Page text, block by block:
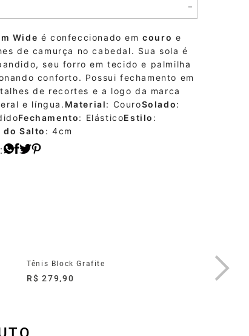
Wide é confeccionado emcouro e
de camurça no cabedal. Sua sola é
seu forro em tecido e palmilha
conforto. Possui fechamento em
de recortes e a logo da marca
e língua. Material: CouroSolado:
Fechamento: ElásticoEstilo :
do Salto : 4cm
Tênis Block Grafite
R$ 279,90
Tênis
R$